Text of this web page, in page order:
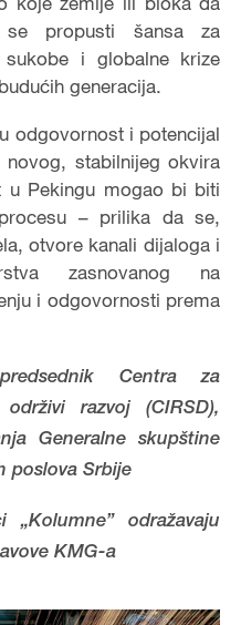
se propusti šansa za
i globalne krize
generacija.
odgovornost i potencijal
stabilnijeg okvira
u Pekingu mogao bi biti
– prilika da se,
otvore kanali dijaloga i
zasnovanog na
i odgovornosti prema
Centra za
razvoj (CIRSD),
Generalne skupštine
poslova Srbije
odražavaju
KMG-a